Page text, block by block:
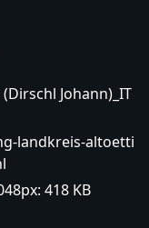
Johann)_IT
landkreis-altoetti
418 KB